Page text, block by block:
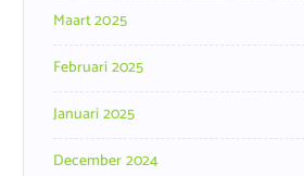
Maart 2025
Februari 2025
Januari 2025
December 2024